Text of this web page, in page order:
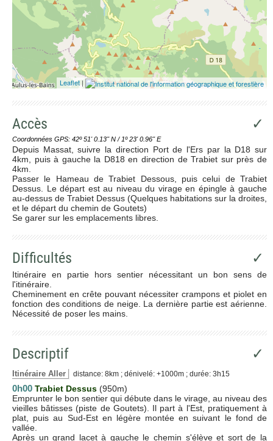
Leaflet |
Accès ✓
Coordonnées GPS: 42º 51' 0.13'' N / 1º 23' 0.96'' E
Depuis Massat, suivre la direction Port de l'Ers par la D18 sur
4km, puis à gauche la D818 en direction de Trabiet sur près de
4km.
Passer le Hameau de Trabiet Dessous, puis celui de Trabiet
Dessus. Le départ est au niveau du virage en épingle à gauche
au-dessus de Trabiet Dessus (Quelques habitations sur la droites,
et le départ du chemin de Goutets)
Se garer sur les emplacements libres.
Difficultés ✓
Itinéraire en partie hors sentier nécessitant un bon sens de
l'itinéraire.
Cheminement en crête pouvant nécessiter crampons et piolet en
fonction des conditions de neige. La dernière partie est aérienne.
Nécessité de poser les mains.
Descriptif ✓
Itinéraire Aller distance: 8km ; dénivelé: +1000m ; durée: 3h15
0h00 Trabiet Dessus (950m)
Emprunter le bon sentier qui débute dans le virage, au niveau des
vieilles bâtisses (piste de Goutets). Il part à l'Est, pratiquement à
plat, puis au Sud-Est en légère montée en suivant le fond de
vallée.
Après un grand lacet à gauche le chemin s'élève et sort de la